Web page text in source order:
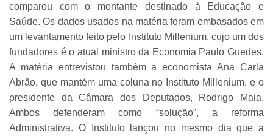
comparou com o montante destinado à Educação e
Saúde. Os dados usados na matéria foram embasados em
um levantamento feito pelo Instituto Millenium, cujo um dos
fundadores é o atual ministro da Economia Paulo Guedes.
A matéria entrevistou também a economista Ana Carla
Abrão, que mantém uma coluna no Instituto Millenium, e o
presidente da Câmara dos Deputados, Rodrigo Maia.
Ambos defenderam como “solução”, a reforma
Administrativa. O Instituto lançou no mesmo dia que a